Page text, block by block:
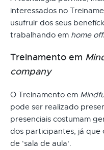
interessados no
usufruir dos seus
trabalhando em home
Treinamento em
company
O Treinamento em
pode ser realizado
presenciais costumam
dos participantes, já que
de ‘sala de aula'.